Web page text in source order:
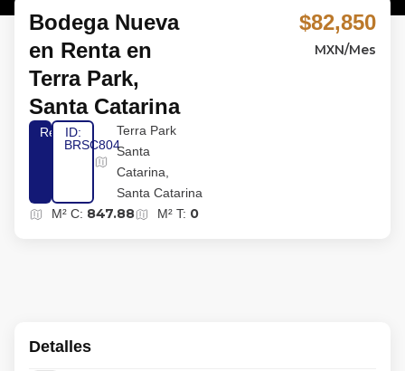
Bodega Nueva
en Renta en
Terra Park,
Santa Catarina
RentaID:
BRSC804
Terra Park
Santa
Catarina,
Santa Catarina
M² C: 847.88 M² T: 0
$82,850
MXN/Mes
Detalles